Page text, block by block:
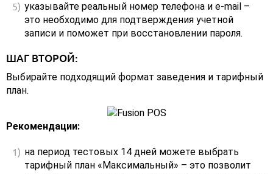
указывайте реальный номер телефона и e-mail –
это необходимо для подтверждения учетной
записи и поможет при восстановлении пароля.
ШАГ ВТОРОЙ:
Выбирайте подходящий формат заведения и тарифный
план.
Рекомендации:
на период тестовых 14 дней можете выбрать
тарифный план «Максимальный» – это позволит